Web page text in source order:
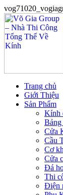
Trang chủ
Giới Thiệu
Sản Phẩm
Kính
Cửa
Cầu
Cơ
Cửa
Đá
Thi
Điện